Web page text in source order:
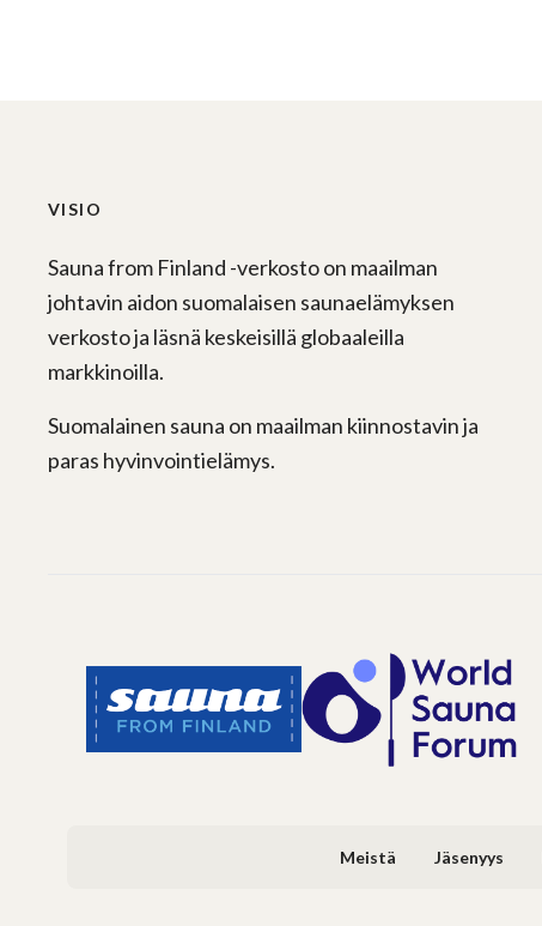
VISIO
Sauna from Finland -verkosto on maailman
johtavin aidon suomalaisen saunaelämyksen
verkosto ja läsnä keskeisillä globaaleilla
markkinoilla.
Suomalainen sauna on maailman kiinnostavin ja
paras hyvinvointielämys.
Meistä Jäsenyys